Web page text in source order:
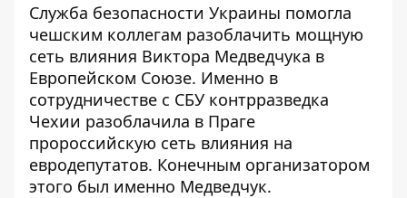
Служба безопасности Украины помогла
чешским коллегам разоблачить мощную
сеть влияния Виктора Медведчука в
Европейском Союзе. Именно в
сотрудничестве с СБУ контрразведка
Чехии разоблачила в Праге
пророссийскую сеть влияния на
евродепутатов. Конечным организатором
этого был именно Медведчук.